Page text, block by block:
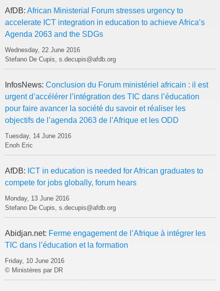
AfDB: African Ministerial Forum stresses urgency to
accelerate ICT integration in education to achieve Africa’s
Agenda 2063 and the SDGs
Wednesday, 22 June 2016
Stefano De Cupis, s.decupis@afdb.org
InfosNews: Conclusion du Forum ministériel africain : il est
urgent d’accélérer l’intégration des TIC dans l’éducation
pour faire avancer la société du savoir et réaliser les
objectifs de l’agenda 2063 de l’Afrique et les ODD
Tuesday, 14 June 2016
Enoh Eric
AfDB: ICT in education is needed for African graduates to
compete for jobs globally, forum hears
Monday, 13 June 2016
Stefano De Cupis, s.decupis@afdb.org
Abidjan.net: Ferme engagement de l’Afrique à intégrer les
TIC dans l’éducation et la formation
Friday, 10 June 2016
© Ministères par DR